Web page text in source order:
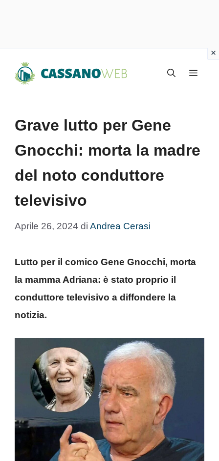
Menu
Grave lutto per Gene
Gnocchi: morta la madre
del noto conduttore
televisivo
Aprile 26, 2024 di Andrea Cerasi
Lutto per il comico Gene Gnocchi, morta
la mamma Adriana: è stato proprio il
conduttore televisivo a diffondere la
notizia.